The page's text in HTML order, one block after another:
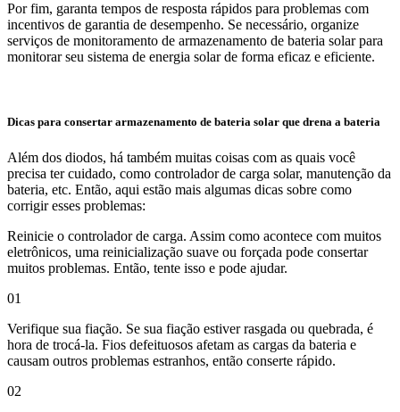
Por fim, garanta tempos de resposta rápidos para problemas com
incentivos de garantia de desempenho. Se necessário, organize
serviços de monitoramento de armazenamento de bateria solar para
monitorar seu sistema de energia solar de forma eficaz e eficiente.
Dicas para consertar armazenamento de bateria solar que drena a bateria
Além dos diodos, há também muitas coisas com as quais você
precisa ter cuidado, como controlador de carga solar, manutenção da
bateria, etc. Então, aqui estão mais algumas dicas sobre como
corrigir esses problemas:
Reinicie o controlador de carga. Assim como acontece com muitos
eletrônicos, uma reinicialização suave ou forçada pode consertar
muitos problemas. Então, tente isso e pode ajudar.
01
Verifique sua fiação. Se sua fiação estiver rasgada ou quebrada, é
hora de trocá-la. Fios defeituosos afetam as cargas da bateria e
causam outros problemas estranhos, então conserte rápido.
02